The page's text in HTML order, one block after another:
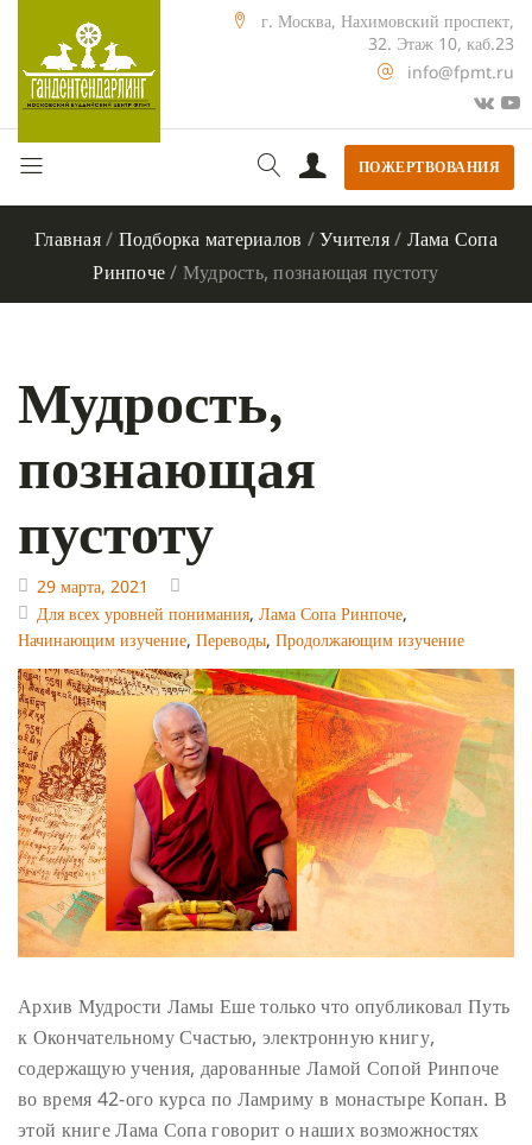
г. Москва, Нахимовский проспект,
32. Этаж 10, каб.23
info@fpmt.ru
ПОЖЕРТВОВАНИЯ
Главная/ Подборка материалов /Учителя/ Лама Сопа
Ринпоче/ Мудрость, познающая пустоту
Мудрость,
познающая
пустоту
29 марта, 2021
Для всех уровней понимания, Лама Сопа Ринпоче,
Начинающим изучение, Переводы, Продолжающим изучение
Архив Мудрости Ламы Еше только что опубликовал Путь
к Окончательному Счастью, электронную книгу,
содержащую учения, дарованные Ламой Сопой Ринпоче
во время 42-ого курса по Ламриму в монастыре Копан. В
этой книге Лама Сопа говорит о наших возможностях